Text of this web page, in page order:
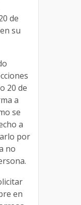
de
su
20 de
a
se
a
por
no
en